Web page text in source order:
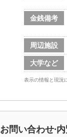
金銭備考
周辺施設
大学など
表示の情報と現況
お問い合わせ·